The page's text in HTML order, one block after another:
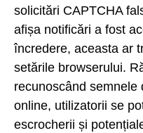
solicitări CAPTCHA
afișa notificări a fost
încredere, aceasta ar
setările browserului.
recunoscând semnele
online, utilizatorii se
escrocherii și